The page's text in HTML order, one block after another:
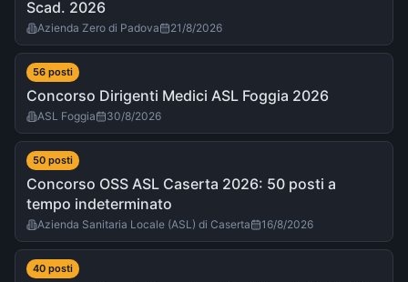
Scad. 2026
Azienda Zero di Padova 21/8/2026
56 posti
Concorso Dirigenti Medici ASL Foggia 2026
ASL Foggia 30/8/2026
50 posti
Concorso OSS ASL Caserta 2026: 50 posti a
tempo indeterminato
Azienda Sanitaria Locale (ASL) di Caserta 16/8/2026
40 posti